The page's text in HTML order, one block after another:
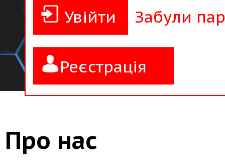
Забули
Реєстрація
Про нас